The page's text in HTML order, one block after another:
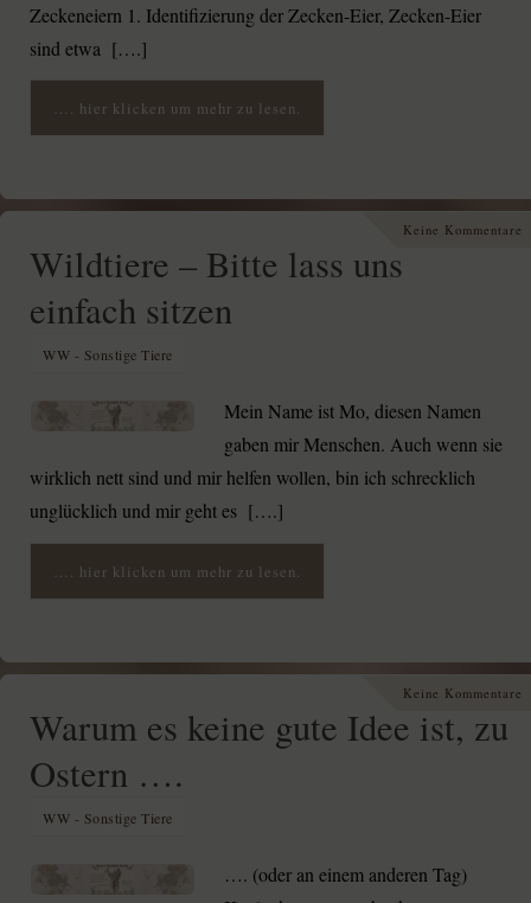
Zeckeneiern 1. Identifizierung der Zecken-Eier, Zecken-Eier
sind etwa [….]
…. hier klicken um mehr zu lesen.
Keine Kommentare
Wildtiere – Bitte lass uns
einfach sitzen
WW - Sonstige Tiere
Mein Name ist Mo, diesen Namen
gaben mir Menschen. Auch wenn sie
wirklich nett sind und mir helfen wollen, bin ich schrecklich
unglücklich und mir geht es [….]
…. hier klicken um mehr zu lesen.
Keine Kommentare
Warum es keine gute Idee ist, zu
Ostern ….
WW - Sonstige Tiere
…. (oder an einem anderen Tag)